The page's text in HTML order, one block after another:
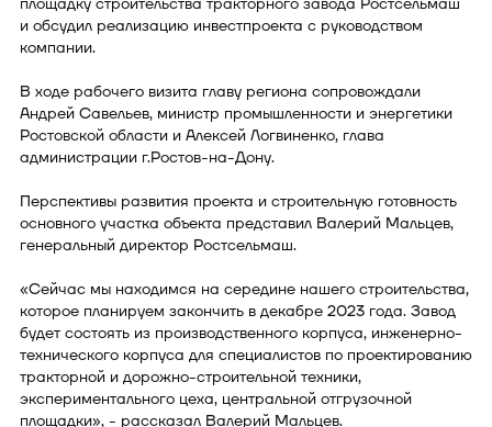
и обсудил реализацию инвестпроекта с руководством
компании.
В ходе рабочего визита главу региона сопровождали
Андрей Савельев, министр промышленности и энергетики
Ростовской области и Алексей Логвиненко, глава
администрации г.Ростов-на-Дону.
Перспективы развития проекта и строительную готовность
основного участка объекта представил Валерий Мальцев,
генеральный директор Ростсельмаш.
«Сейчас мы находимся на середине нашего строительства,
которое планируем закончить в декабре 2023 года. Завод
будет состоять из производственного корпуса, инженерно-
технического корпуса для специалистов по проектированию
тракторной и дорожно-строительной техники,
экспериментального цеха, центральной отгрузочной
площадки», - рассказал Валерий Мальцев.